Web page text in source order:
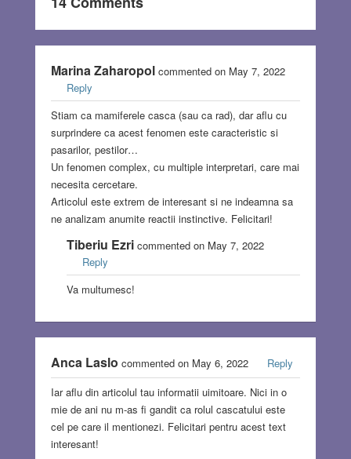
Marina Zaharopolcommented on May 7, 2022
Reply
Stiam ca mamiferele casca (sau ca rad), dar aflu cu
surprindere ca acest fenomen este caracteristic si
pasarilor, pestilor…
Un fenomen complex, cu multiple interpretari, care mai
necesita cercetare.
Articolul este extrem de interesant si ne indeamna sa
ne analizam anumite reactii instinctive. Felicitari!
Tiberiu Ezricommented on May 7, 2022
Reply
Va multumesc!
Anca Laslo commented on May 6, 2022
Reply
Iar aflu din articolul tau informatii uimitoare. Nici in o
mie de ani nu m-as fi gandit ca rolul cascatului este
cel pe care il mentionezi. Felicitari pentru acest text
interesant!